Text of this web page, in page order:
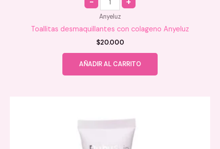
Anyeluz
Toallitas desmaquillantes con colageno Anyeluz
$20.000
AÑADIR AL CARRITO